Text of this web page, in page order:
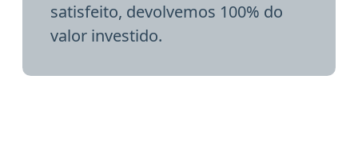
satisfeito, devolvemos 100% do
valor investido.